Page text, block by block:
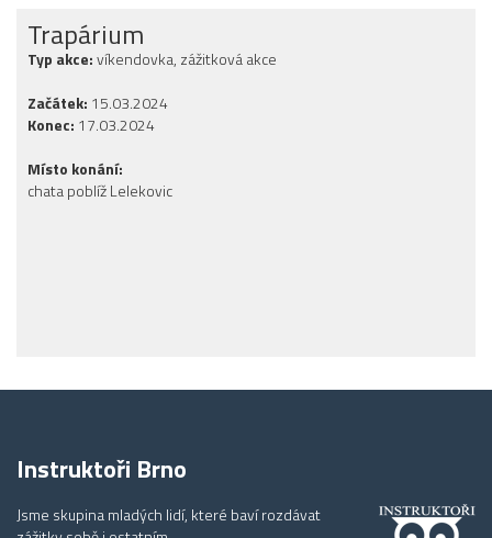
Trapárium
Typ akce:víkendovka, zážitková akce
Začátek: 15.03.2024
Konec: 17.03.2024
Místo konání:
chata poblíž Lelekovic
Instruktoři Brno
Jsme skupina mladých lidí, které baví rozdávat